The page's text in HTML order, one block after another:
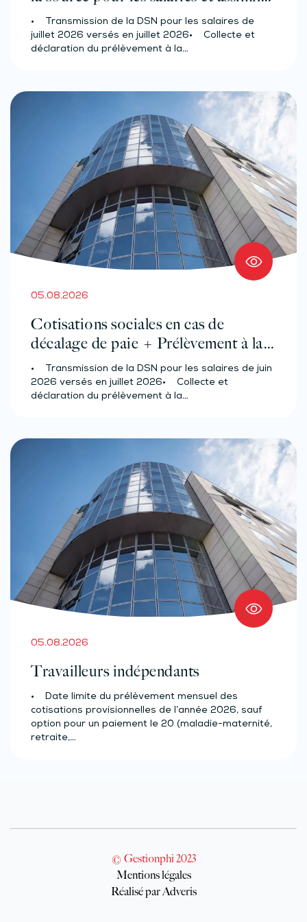
(effectif d’au moins 50 salariés)
• Transmission de la DSN pour les salaires de
juillet 2026 versés en juillet 2026• Collecte et
déclaration du prélèvement à la…
05.08.2026
Cotisations sociales en cas de
décalage de paie + Prélèvement à la
source des salariés et assimilés
(effectif d’au moins 50 salariés)
• Transmission de la DSN pour les salaires de juin
2026 versés en juillet 2026• Collecte et
déclaration du prélèvement à la…
05.08.2026
Travailleurs indépendants
• Date limite du prélèvement mensuel des
cotisations provisionnelles de l’année 2026, sauf
option pour un paiement le 20 (maladie-maternité,
retraite,…
© Gestionphi 2023
Mentions légales
Réalisé par Adveris